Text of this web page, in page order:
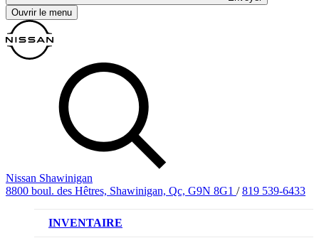
Ouvrir le menu
Nissan Shawinigan
8800 boul. des Hêtres, Shawinigan, Qc, G9N 8G1 / 819 539-6433
INVENTAIRE